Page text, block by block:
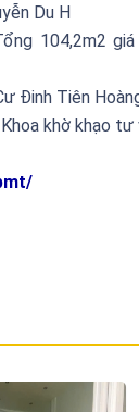
Du H
104,2m2
Đinh Tiên
khờ khạo tư